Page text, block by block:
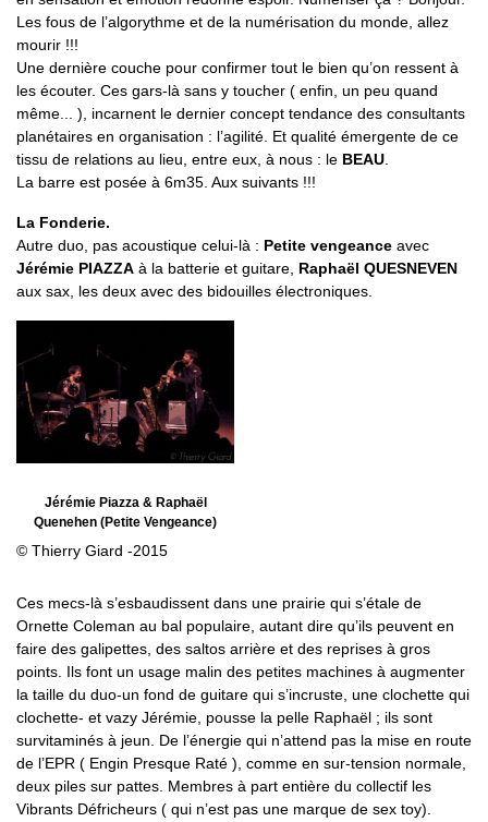
Les fous de l’algorythme et de la numérisation du monde, allez
mourir !!!
Une dernière couche pour confirmer tout le bien qu’on ressent à
les écouter. Ces gars-là sans y toucher ( enfin, un peu quand
même... ), incarnent le dernier concept tendance des consultants
planétaires en organisation : l’agilité. Et qualité émergente de ce
tissu de relations au lieu, entre eux, à nous : le BEAU
La barre est posée à 6m35. Aux suivants !!!
La Fonderie.
Autre duo, pas acoustique celui-là : Petite vengeance avec
Jérémie PIAZZA à la batterie et guitare, Raphaël QUESNEVEN
aux sax, les deux avec des bidouilles électroniques.
Jérémie Piazza & Raphaël
Quenehen (Petite Vengeance)
© Thierry Giard -2015
Ces mecs-là s’esbaudissent dans une prairie qui s’étale de
Ornette Coleman au bal populaire, autant dire qu’ils peuvent en
faire des galipettes, des saltos arrière et des reprises à gros
points. Ils font un usage malin des petites machines à augmenter
la taille du duo-un fond de guitare qui s’incruste, une clochette qui
clochette- et vazy Jérémie, pousse la pelle Raphaël ; ils sont
survitaminés à jeun. De l’énergie qui n’attend pas la mise en route
de l’EPR ( Engin Presque Raté ), comme en sur-tension normale,
deux piles sur pattes. Membres à part entière du collectif les
Vibrants Défricheurs ( qui n’est pas une marque de sex toy).